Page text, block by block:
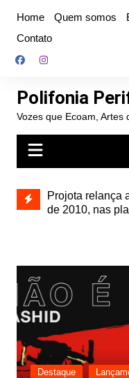
conteúdo
Home Quem somos
Contato
Polifonia
Vozes que Ecoam, Artes
e abre
autoral,
Projota relança
de 2010, nas
Destaque